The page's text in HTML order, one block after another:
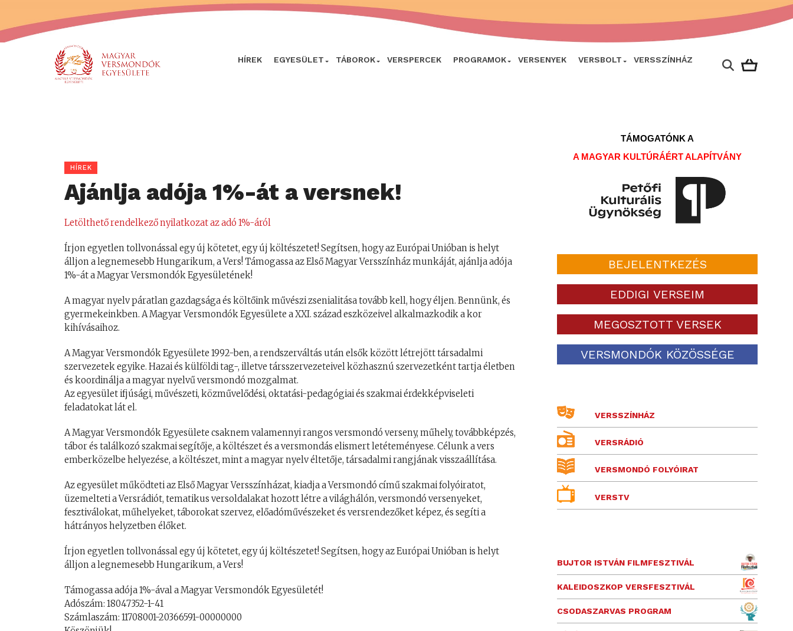
HÍREK EGYESÜLET TÁBOROK VERSPERCEK PROGRAMOK VERSENYEK VERSBOLT VERSSZÍNHÁZ
HÍREK
Ajánlja adója 1%-át a versnek!
Letölthető rendelkező nyilatkozat az adó 1%-áról
Írjon egyetlen tollvonással egy új kötetet, egy új költészetet! Segítsen, hogy az Európai Unióban is helyt
álljon a legnemesebb Hungarikum, a Vers! Támogassa az Első Magyar Versszínház munkáját, ajánlja adója
1%-át a Magyar Versmondók Egyesületének!
A magyar nyelv páratlan gazdagsága és költőink művészi zsenialitása tovább kell, hogy éljen. Bennünk, és
gyermekeinkben. A Magyar Versmondók Egyesülete a XXI. század eszközeivel alkalmazkodik a kor
kihívásaihoz.
A Magyar Versmondók Egyesülete 1992-ben, a rendszerváltás után elsők között létrejött társadalmi
szervezetek egyike. Hazai és külföldi tag-, illetve társszervezeteivel közhasznú szervezetként tartja életben
és koordinálja a magyar nyelvű versmondó mozgalmat.
Az egyesület ifjúsági, művészeti, közművelődési, oktatási-pedagógiai és szakmai érdekképviseleti
feladatokat lát el.
A Magyar Versmondók Egyesülete csaknem valamennyi rangos versmondó verseny, műhely, továbbképzés,
tábor és találkozó szakmai segítője, a költészet és a versmondás elismert letéteményese. Célunk a vers
emberközelbe helyezése, a költészet, mint a magyar nyelv éltetője, társadalmi rangjának visszaállítása.
Az egyesület működteti az Első Magyar Versszínházat, kiadja a Versmondó című szakmai folyóiratot,
üzemelteti a Versrádiót, tematikus versoldalakat hozott létre a világhálón, versmondó versenyeket,
fesztiválokat, műhelyeket, táborokat szervez, előadóművészeket és versrendezőket képez, és segíti a
hátrányos helyzetben élőket.
Írjon egyetlen tollvonással egy új kötetet, egy új költészetet! Segítsen, hogy az Európai Unióban is helyt
álljon a legnemesebb Hungarikum, a Vers!
Támogassa adója 1%-ával a Magyar Versmondók Egyesületét!
Adószám: 18047352-1-41
Számlaszám: 11708001-20366591-00000000
TÁMOGATÓNK A
A MAGYAR KULTÚRÁÉRT ALAPÍTVÁNY
BEJELENTKEZÉS
EDDIGI VERSEIM
MEGOSZTOTT VERSEK
VERSMONDÓK KÖZÖSSÉGE
VERSSZÍNHÁZ
VERSRÁDIÓ
VERSMONDÓ FOLYÓIRAT
VERSTV
BUJTOR ISTVÁN FILMFESZTIVÁL
KALEIDOSZKOP VERSFESZTIVÁL
CSODASZARVAS PROGRAM